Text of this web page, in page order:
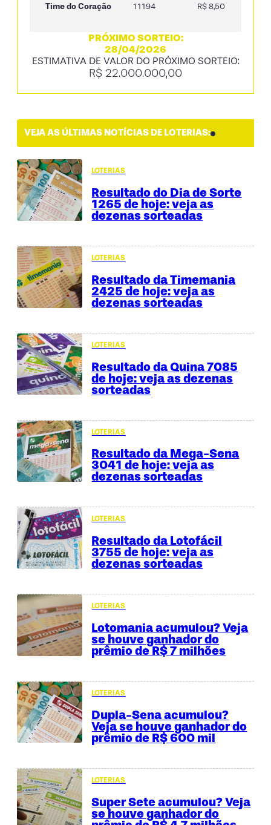
Time do Coração 11194 R$ 8,50
PRÓXIMO SORTEIO:
28/04/2026
ESTIMATIVA DE VALOR DO PRÓXIMO SORTEIO:
R$ 22.000.000,00
VEJA AS ÚLTIMAS NOTÍCIAS DE LOTERIAS:
LOTERIAS
Resultado do Dia de Sorte
1265 de hoje: veja as
dezenas sorteadas
LOTERIAS
Resultado da Timemania
2425 de hoje: veja as
dezenas sorteadas
LOTERIAS
Resultado da Quina 7085
de hoje: veja as dezenas
sorteadas
LOTERIAS
Resultado da Mega-Sena
3041 de hoje: veja as
dezenas sorteadas
LOTERIAS
Resultado da Lotofácil
3755 de hoje: veja as
dezenas sorteadas
LOTERIAS
Lotomania acumulou? Veja
se houve ganhador do
prêmio de R$ 7 milhões
LOTERIAS
Dupla-Sena acumulou?
Veja se houve ganhador do
prêmio de R$ 600 mil
LOTERIAS
Super Sete acumulou? Veja
se houve ganhador do